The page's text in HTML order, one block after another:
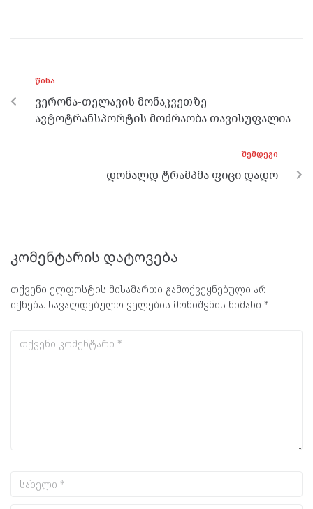
o
o
k
er m p
p
ᲬᲘᲜᲐ
ვერონა-თელავის მონაკვეთზე
ავტოტრანსპორტის მოძრაობა თავისუფალია
ᲨᲔᲛᲓᲔᲒᲘ
დონალდ ტრამპმა ფიცი დადო
კომენტარის დატოვება
თქვენი ელფოსტის მისამართი გამოქვეყნებული არ
იქნება. სავალდებულო ველების მონიშვნის ნიშანი *